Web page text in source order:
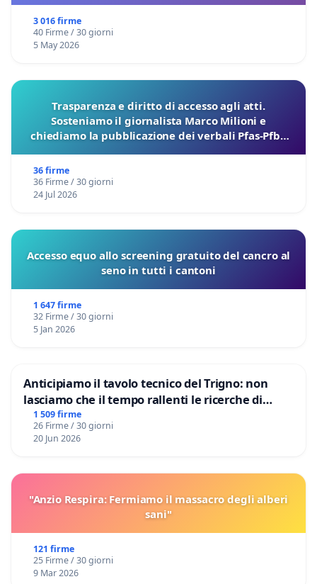
3 016 firme
40 Firme / 30 giorni
5 May 2026
Trasparenza e diritto di accesso agli atti.
Sosteniamo il giornalista Marco Milioni e
chiediamo la pubblicazione dei verbali Pfas-Pfba
36 firme
36 Firme / 30 giorni
24 Jul 2026
Accesso equo allo screening gratuito del cancro al
seno in tutti i cantoni
1 647 firme
32 Firme / 30 giorni
5 Jan 2026
Anticipiamo il tavolo tecnico del Trigno: non
lasciamo che il tempo rallenti le ricerche di
Domenico Racanati
1 509 firme
26 Firme / 30 giorni
20 Jun 2026
"Anzio Respira: Fermiamo il massacro degli alberi
sani"
121 firme
25 Firme / 30 giorni
9 Mar 2026